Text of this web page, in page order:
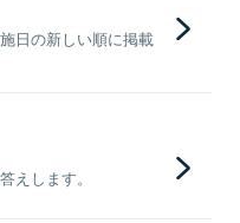
日の新しい順に掲載
えします。